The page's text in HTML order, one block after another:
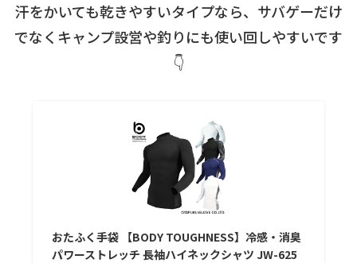
汗をかいても乾きやすいタイプなら、サバゲーだけ
でなくキャンプ設営や釣りにも使い回しやすいです
👇
おたふく手袋 【BODY TOUGHNESS】冷感・消臭
パワーストレッチ 長袖ハイネックシャツ JW-625